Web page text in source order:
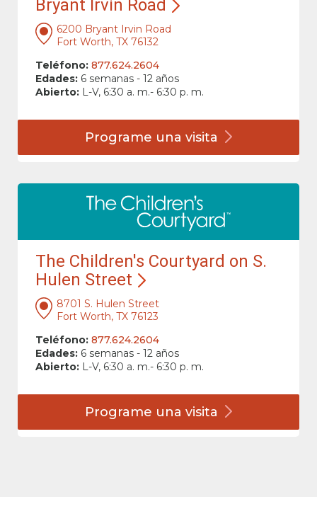
Bryant Irvin Road
6200 Bryant Irvin Road
Fort Worth, TX 76132
Teléfono: 877.624.2604
Edades: 6 semanas - 12 años
Abierto: L-V, 6:30 a. m.- 6:30 p. m.
Programe una visita
The Children's Courtyard on S.
Hulen Street
8701 S. Hulen Street
Fort Worth, TX 76123
Teléfono: 877.624.2604
Edades: 6 semanas - 12 años
Abierto: L-V, 6:30 a. m.- 6:30 p. m.
Programe una visita